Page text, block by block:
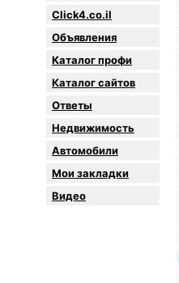
Click4.co.il
Объявления
Каталог профи
Каталог сайтов
Oтветы
Недвижимость
Автомобили
Мои закладки
Видео